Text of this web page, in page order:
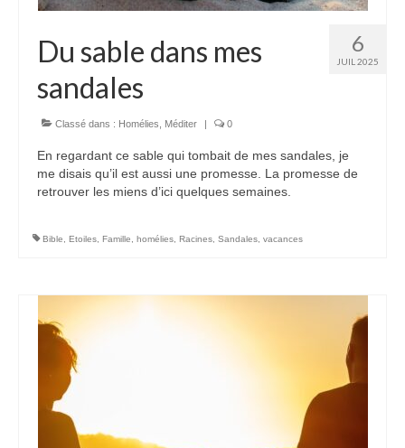
Partagez une prière
Partagez votre prière
Célébrer
Prochaines Messes
6
JUIL 2025
Du sable dans mes
sandales
Classé dans : Homélies Méditer | 0
En regardant ce sable qui tombait de mes sandales, je
me disais qu’il est aussi une promesse. La promesse de
retrouver les miens d’ici quelques semaines.
Bible Etoiles Famille homélies Racines Sandales vacances